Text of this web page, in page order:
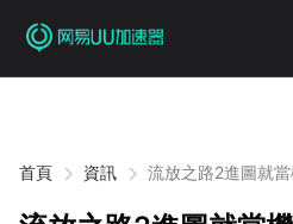
首頁 資訊
流放之路2進圖就